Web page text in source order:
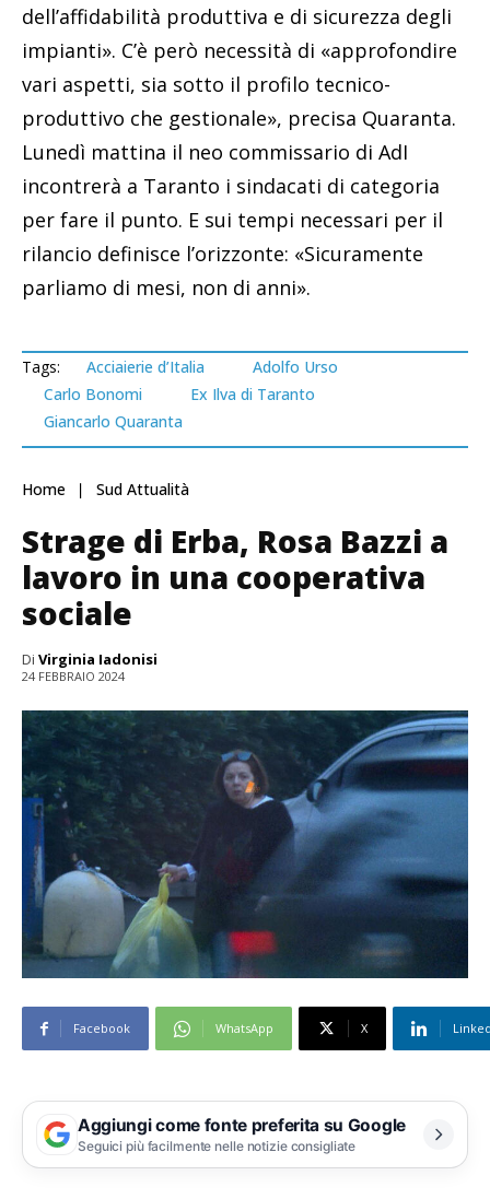
dell’affidabilità produttiva e di sicurezza degli
impianti». C’è però necessità di «approfondire
vari aspetti, sia sotto il profilo tecnico-
produttivo che gestionale», precisa Quaranta.
Lunedì mattina il neo commissario di AdI
incontrerà a Taranto i sindacati di categoria
per fare il punto. E sui tempi necessari per il
rilancio definisce l’orizzonte: «Sicuramente
parliamo di mesi, non di anni».
Tags: Acciaierie d’Italia
Adolfo Urso
Carlo Bonomi
Ex Ilva di Taranto
Giancarlo Quaranta
Home Sud Attualità
Strage di Erba, Rosa Bazzi a
lavoro in una cooperativa
sociale
Di Virginia Iadonisi
24 FEBBRAIO 2024
Facebook WhatsApp X
Aggiungi come fonte preferita su Google
Seguici più facilmente nelle notizie consigliate